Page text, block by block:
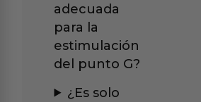
adecuada
para la
estimulación
del punto G?
¿Es solo